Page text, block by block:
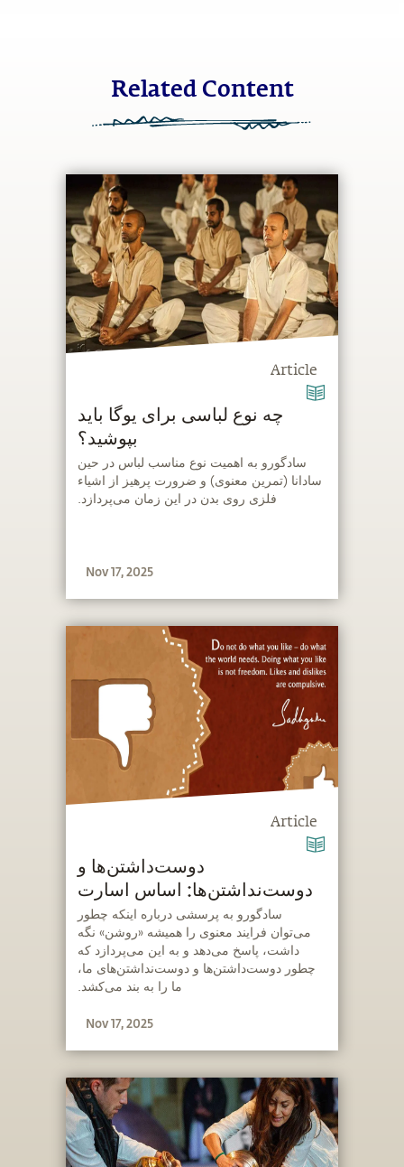
Related Content
Article
‫چه نوع لباسی برای یوگا باید
بپوشید؟
‫سادگورو به اهمیت نوع مناسب لباس در حین
سادانا (تمرین معنوی) و ضرورت پرهیز از اشیاء
فلزی روی بدن در این زمان می‌پردازد.
Nov 17, 2025
Article
دوست‌داشتن‌ها و
دوست‌نداشتن‌ها: اساس اسارت
‫سادگورو به پرسشی درباره اینکه چطور
می‌توان فرایند معنوی را همیشه «روشن» نگه
داشت، پاسخ می‌دهد و به این می‌پردازد که
چطور دوست‌داشتن‌ها و دوست‌نداشتن‌های ما،
ما را به بند می‌کشد.
Nov 17, 2025